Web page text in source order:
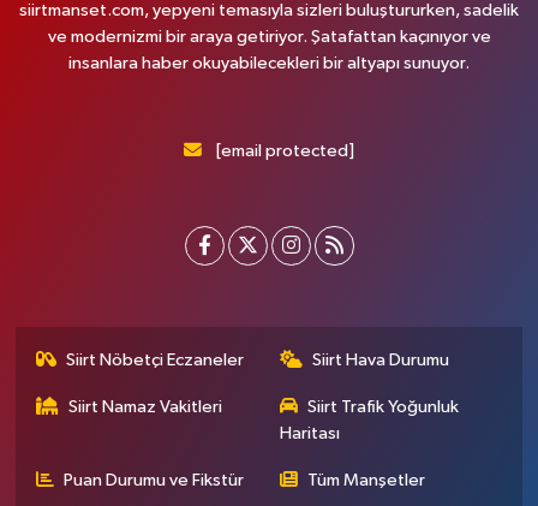
siirtmanset.com, yepyeni temasıyla sizleri buluştururken, sadelik
ve modernizmi bir araya getiriyor. Şatafattan kaçınıyor ve
insanlara haber okuyabilecekleri bir altyapı sunuyor.
[email protected]
Siirt Nöbetçi Eczaneler Siirt Hava Durumu
Siirt Namaz Vakitleri
Siirt Trafik Yoğunluk
Haritası
Puan Durumu ve Fikstür Tüm Manşetler